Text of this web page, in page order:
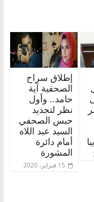
إطلاق سراح
الصحفية آية
حامد.. وأول
نظر لتجديد
حبس الصحفي
السيد عبد اللاه
أمام دائرة
المشورة
15 فبراير، 2020